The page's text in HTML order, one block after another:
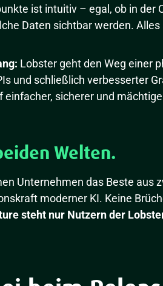
ist intuitiv – egal, ob in der
Daten sichtbar werden.
Lobster geht den Weg einer
und schließlich verbesserter
sicherer und
Welten.
Unternehmen das Beste aus
moderner KI. Keine
steht nur Nutzern der